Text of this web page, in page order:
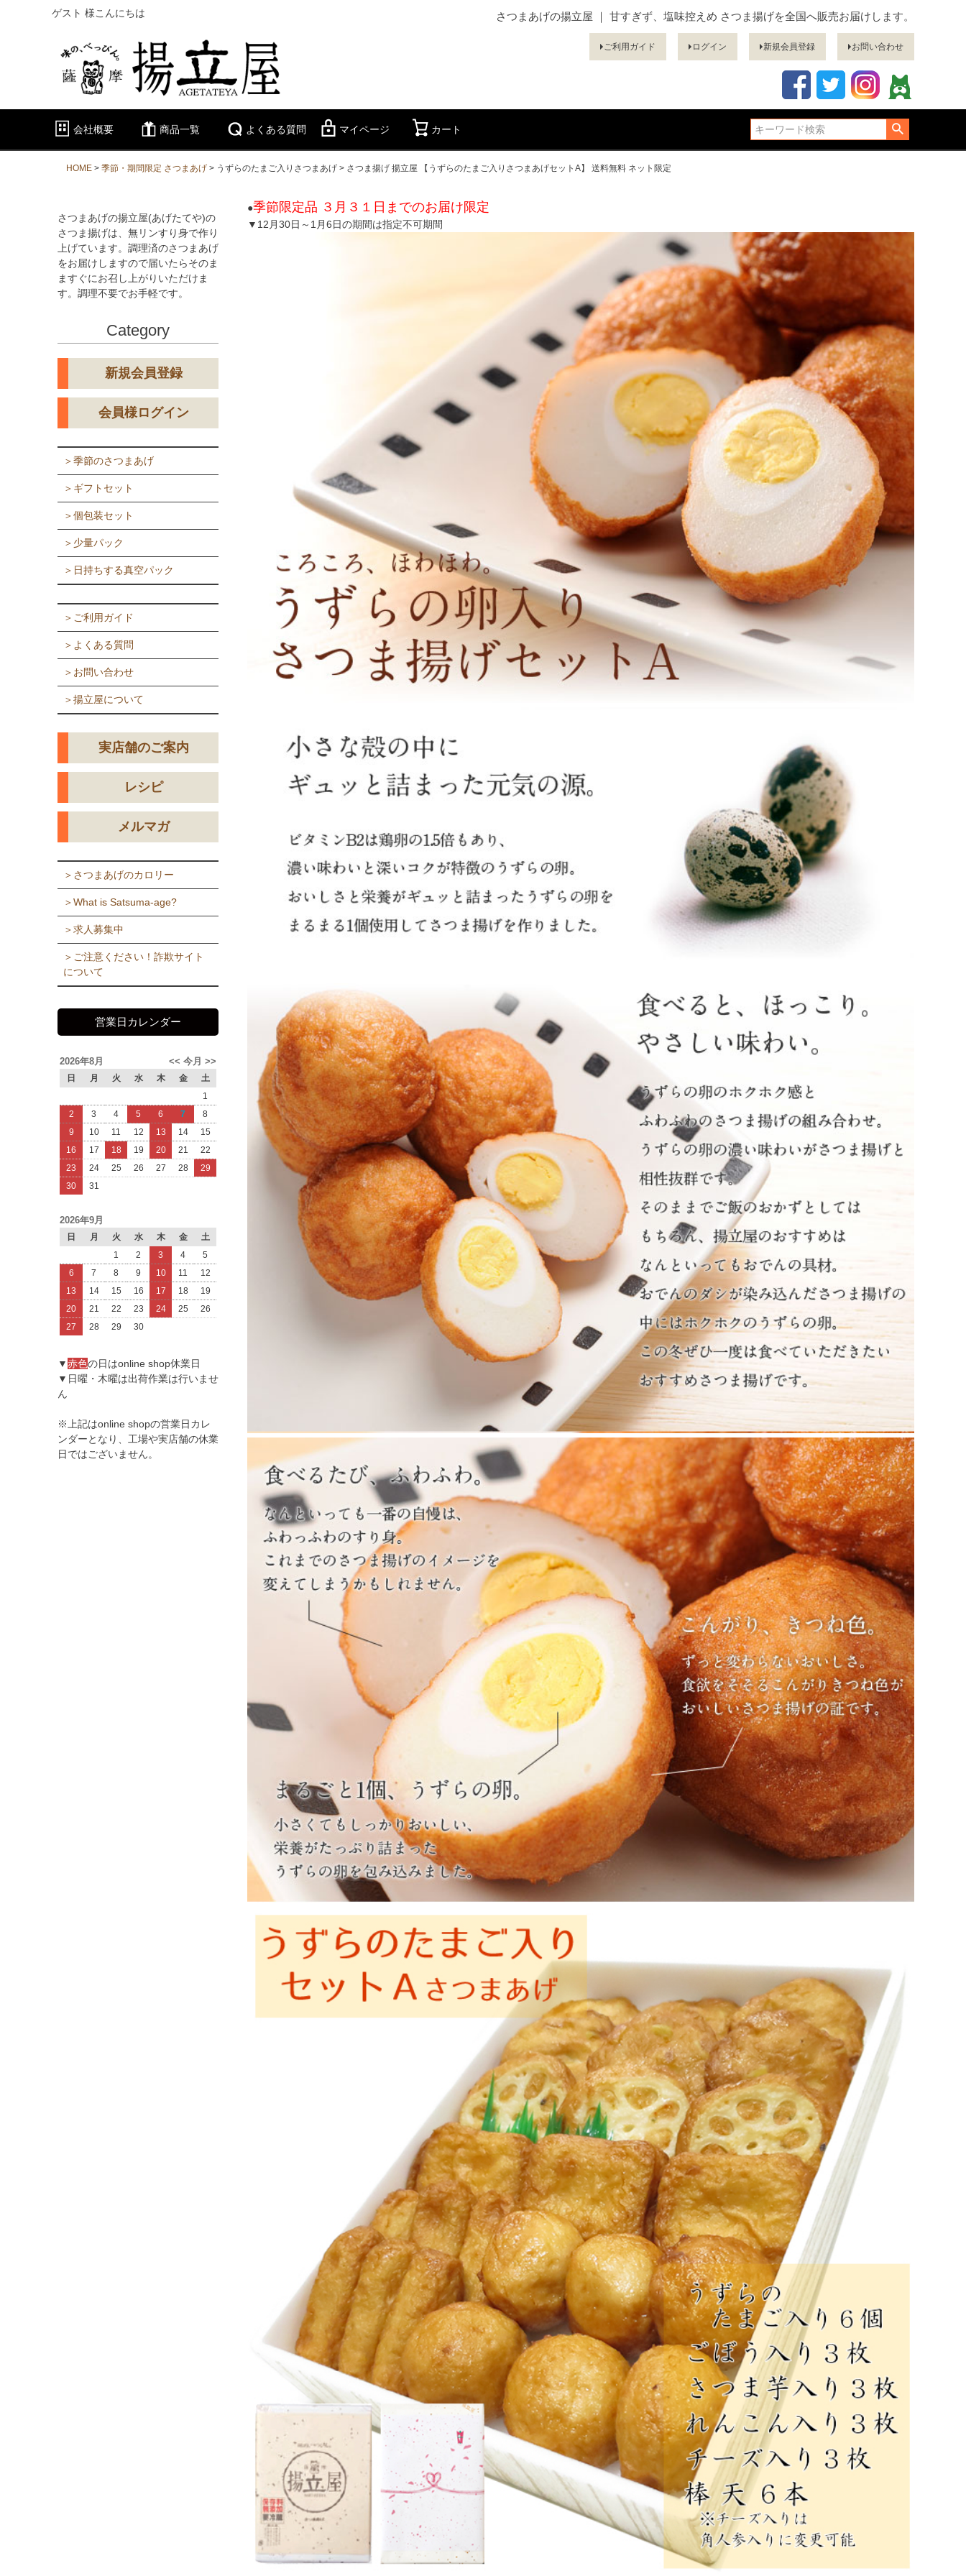
ゲスト 様こんにちは さつまあげの揚立屋 ｜ 甘すぎず、塩味控えめ さつま揚げを全国へ販売お届けします。
ご利用ガイド ログイン 新規会員登録 お問い合わせ
会社概要 商品一覧 よくある質問 マイページ カート
HOME 季節・期間限定 さつまあげ うずらのたまご入りさつまあげ さつま揚げ 揚立屋 【うずらのたまご入りさつまあげセットA】 送料無料 ネット限定
さつまあげの揚立屋(あげたてや)の
さつま揚げは、無リンすり身で作り
上げています。調理済のさつまあげ
をお届けしますので届いたらそのま
ますぐにお召し上がりいただけま
す。調理不要でお手軽です。
Category
新規会員登録
会員様ログイン
＞季節のさつまあげ
＞ギフトセット
＞個包装セット
＞少量パック
＞日持ちする真空パック
＞ご利用ガイド
＞よくある質問
＞お問い合わせ
＞揚立屋について
実店舗のご案内
レシピ
メルマガ
＞さつまあげのカロリー
＞What is Satsuma-age?
＞求人募集中
＞ご注意ください！詐欺サイト
について
営業日カレンダー
2026年8月 >>
今月
<<
日 月 火 水 木 金
土
1
2
3 4 5 6 7
8
9
10 11 12 13 14
15
16
17 18 19 20 21
22
23
24 25 26 27 28
29
30
31
2026年9月
日 月 火 水 木 金
土
1
2 3 4
5
6
7 8 9 10 11
12
13
14 15 16 17 18
19
20
21 22 23 24 25
26
27
28 29 30
▼赤色の日はonline shop休業日
▼日曜・木曜は出荷作業は行いませ
ん
※上記はonline shopの営業日カレ
ンダーとなり、工場や実店舗の休業
日ではございません。
●季節限定品 ３月３１日までのお届け限定
▼12月30日～1月6日の期間は指定不可期間